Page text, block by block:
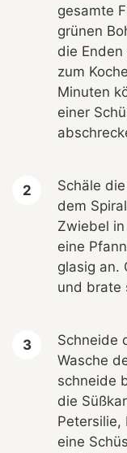
gesamte
grünen
die
zum
Minuten
einer
Schäle
dem
Zwiebel
eine
glasig an.
und brate
Schneide
Wasche
schneide
die
Petersilie,
eine